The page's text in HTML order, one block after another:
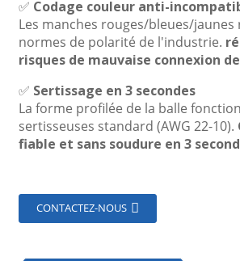
✅ Codage couleur anti-
Les manches rouges/bleues/jaunes
normes de polarité de l'industrie.
risques de mauvaise connexion
✅ Sertissage en 3 secondes
La forme profilée de la balle
sertisseuses standard (AWG 22-10).
fiable et sans soudure en 3
CONTACTEZ-NOUS